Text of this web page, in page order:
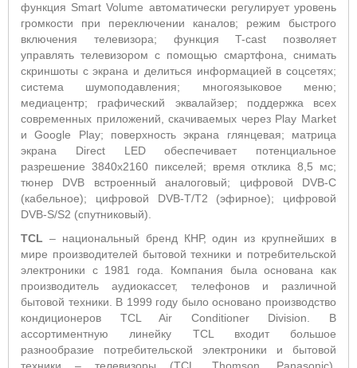
функция Smart Volume автоматически регулирует уровень
громкости при переключении каналов; режим быстрого
включения телевизора; функция T-cast позволяет
управлять телевизором с помощью смартфона, снимать
скриншоты с экрана и делиться информацией в соцсетях;
система шумоподавления; многоязыковое меню;
медиацентр; графический эквалайзер; поддержка всех
современных приложений, скачиваемых через Play Market
и Google Play; поверхность экрана глянцевая; матрица
экрана Direct LED обеспечивает потенциальное
разрешение 3840х2160 пикселей; время отклика 8,5 мс;
тюнер DVB встроенный аналоговый; цифровой DVB-C
(кабельное); цифровой DVB-T/T2 (эфирное); цифровой
DVB-S/S2 (спутниковый).
TCL – национальный бренд КНР, один из крупнейших в
мире производителей бытовой техники и потребительской
электроники с 1981 года. Компания была основана как
производитель аудиокассет, телефонов и различной
бытовой техники. В 1999 году было основано производство
кондиционеров TCL Air Conditioner Division. В
ассортиментную линейку TCL входит большое
разнообразие потребительской электроники и бытовой